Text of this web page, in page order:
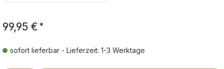
99,95 € *
sofort lieferbar - Lieferzeit: 1-3 Werktage